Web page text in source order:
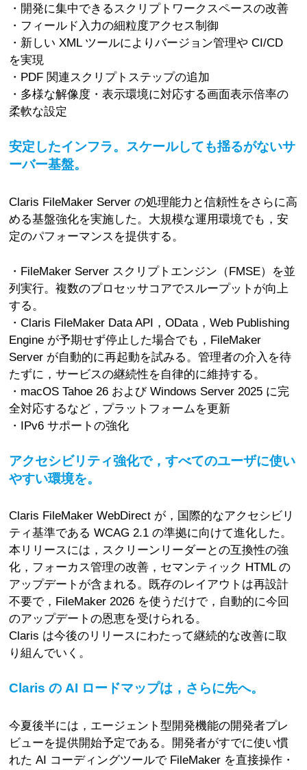
・開発に集中できるスクリプトワークスペースの改善
・フィールド入力の細粒度アクセス制御
・新しい XML ツールによりバージョン管理や CI/CD
を実現
・PDF 関連スクリプトステップの追加
・多様な解像度・表示環境に対応する画面表示倍率の
柔軟な設定
安定したインフラ。スケールしても揺るがないサ
ーバー基盤。
Claris FileMaker Server の処理能力と信頼性をさらに高
める基盤強化を実施した。大規模な運用環境でも，安
定のパフォーマンスを提供する。
・FileMaker Server スクリプトエンジン（FMSE）を並
列実行。複数のプロセッサコアでスループットが向上
する。
・Claris FileMaker Data API，OData，Web Publishing
Engine が予期せず停止した場合でも，FileMaker
Server が自動的に再起動を試みる。管理者の介入を待
たずに，サービスの継続性を自律的に維持する。
・macOS Tahoe 26 および Windows Server 2025 に完
全対応するなど，プラットフォームを更新
・IPv6 サポートの強化
アクセシビリティ強化で，すべてのユーザに使い
やすい環境を。
Claris FileMaker WebDirect が，国際的なアクセシビリ
ティ基準である WCAG 2.1 の準拠に向けて進化した。
本リリースには，スクリーンリーダーとの互換性の強
化，フォーカス管理の改善，セマンティック HTML の
アップデートが含まれる。既存のレイアウトは再設計
不要で，FileMaker 2026 を使うだけで，自動的に今回
のアップデートの恩恵を受けられる。
Claris は今後のリリースにわたって継続的な改善に取
り組んでいく。
Claris の AI ロードマップは，さらに先へ。
今夏後半には，エージェント型開発機能の開発者プレ
ビューを提供開始予定である。開発者がすでに使い慣
れた AI コーディングツールで FileMaker を直接操作・